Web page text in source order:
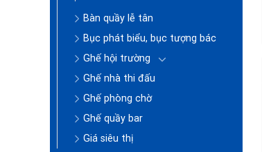
Bàn quầy lễ tân
Bục phát biểu, bục tượng bác
Ghế hội trường
Ghế nhà thi đấu
Ghế phòng chờ
Ghế quầy bar
Giá siêu thị